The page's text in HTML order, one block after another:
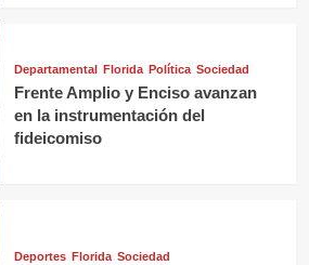
Departamental Florida Política Sociedad
Frente Amplio y Enciso avanzan
en la instrumentación del
fideicomiso
Deportes Florida Sociedad